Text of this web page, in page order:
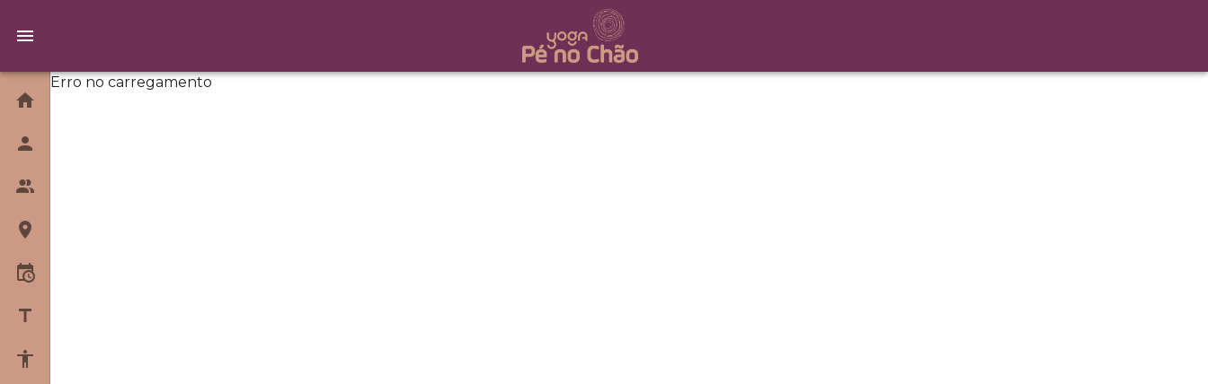
Home
Quem Somos
Equipe
Unidades
Horários
Blog
Sobre Yoga
Erro no carregamento